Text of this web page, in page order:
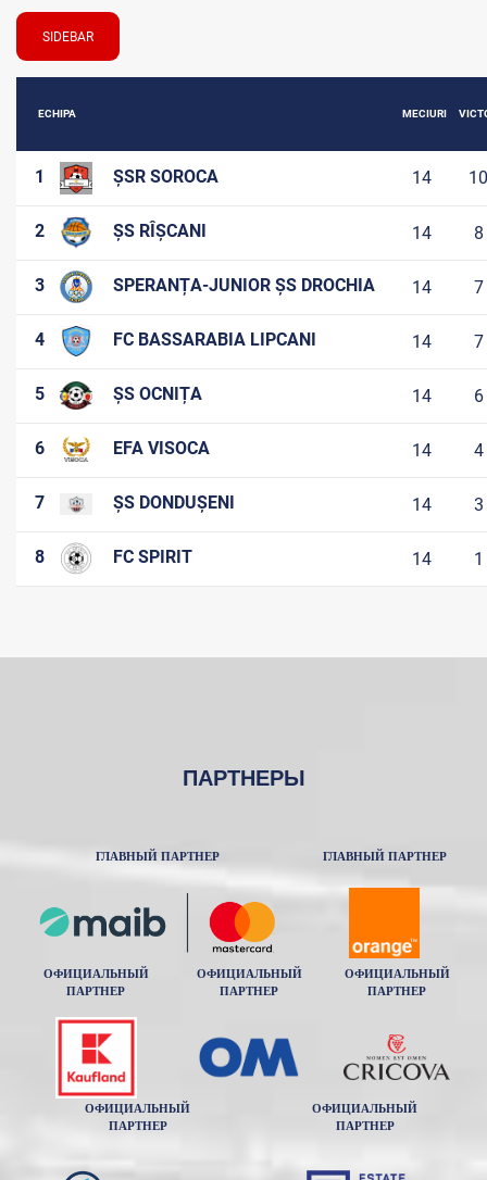
SIDEBAR
ECHIPA MECIURI
1 ȘSR SOROCA 14 10
2 ȘS RÎȘCANI 14 8
3 SPERANȚA-JUNIOR ȘS DROCHIA 14 7
4 FC BASSARABIA LIPCANI 14 7
5 ȘS OCNIȚA 14 6
6 EFA VISOCA 14 4
7 ȘS DONDUȘENI 14 3
8 FC SPIRIT 14 1
ПАРТНЕРЫ
ГЛАВНЫЙ ПАРТНЕР ГЛАВНЫЙ ПАРТНЕР
ОФИЦИАЛЬНЫЙ
ПАРТНЕР
ОФИЦИАЛЬНЫЙ
ПАРТНЕР
ОФИЦИАЛЬНЫЙ
ПАРТНЕР
ОФИЦИАЛЬНЫЙ
ПАРТНЕР
ОФИЦИАЛЬНЫЙ
ПАРТНЕР